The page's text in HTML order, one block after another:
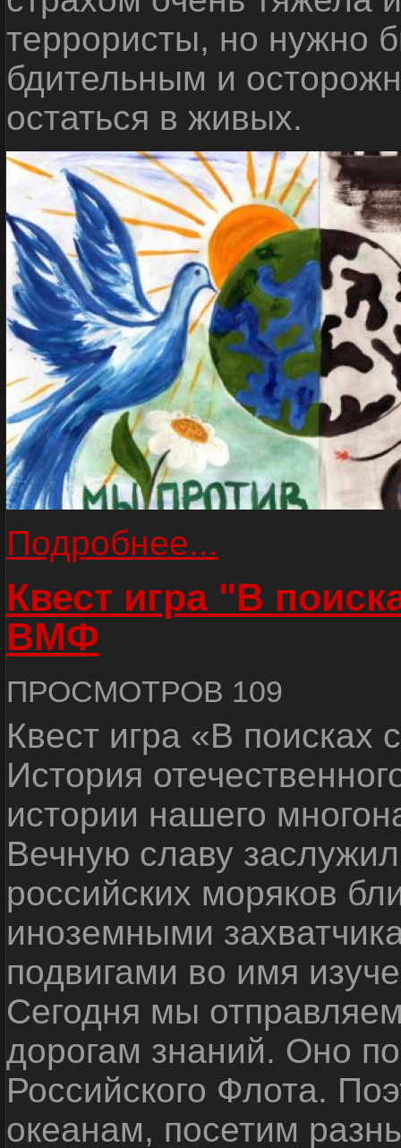
террористы, но нужно
бдительным и
остаться в живых.
Подробнее...
Квест игра "В
ВМФ
ПРОСМОТРОВ 109
Квест игра «В
История
истории нашего
Вечную славу
российских моряков
иноземными
подвигами во имя
Сегодня мы
дорогам знаний. Оно
Российского Флота.
океанам, посетим